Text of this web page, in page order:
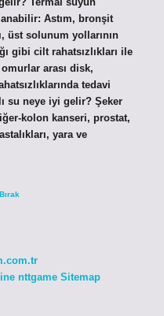
Astım, bronşit
üst solunum yollarının
gibi cilt rahatsızlıkları ile
arası disk,
tedavi
su neye iyi gelir? Şeker
kolon kanseri, prostat,
yara ve
nttgame Sitemap